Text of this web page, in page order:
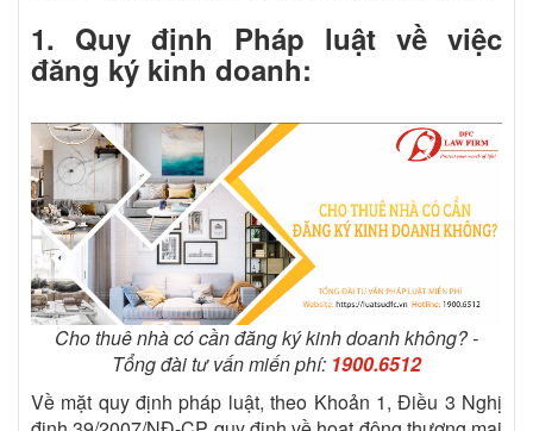
1. Quy định Pháp luật về việc
đăng ký kinh doanh:
Cho thuê nhà có cần đăng ký kinh doanh không? -
Tổng đài tư vấn miến phí: 1900.6512
Về mặt quy định pháp luật, theo Khoản 1, Điều 3 Nghị